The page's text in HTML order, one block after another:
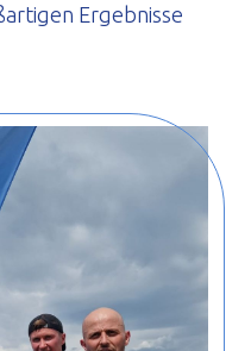
Ergebnisse